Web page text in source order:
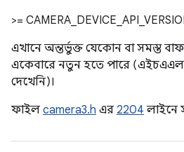
>=
এখানে অন্তর্ভুক্ত যেকোন বা সমস্ত
একেবারে নতুন হতে পারে
দেখেনি)।
ফাইল camera3.h এর 2204 লাইনে